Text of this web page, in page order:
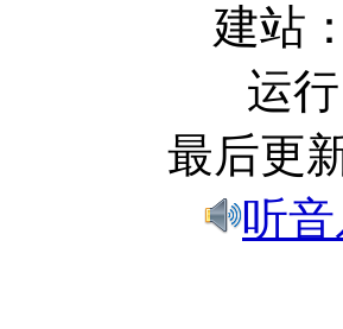
建站
运
最后更
听